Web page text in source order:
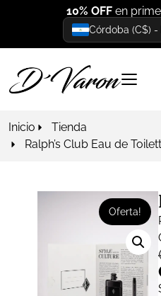
10% OFF en
Córdoba (C$) -
Inicio
Tienda
Ralph’s Club Eau de
Oferta!